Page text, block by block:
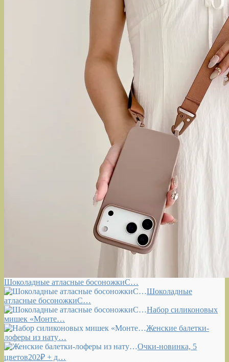
Шоколадные атласные босоножкиС…
Шоколадные
атласные босоножкиС…
Набор силиконовых
мишек «Монте…
Женские балетки-
лоферы из нату…
Очки-новинка, 5
цветов202₽ + д…